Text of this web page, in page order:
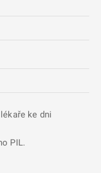
ke dni
PIL.